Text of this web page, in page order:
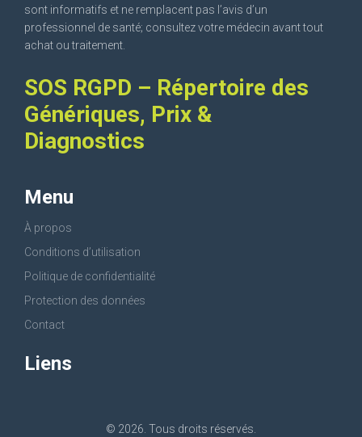
sont informatifs et ne remplacent pas l’avis d’un
professionnel de santé; consultez votre médecin avant tout
achat ou traitement.
SOS RGPD – Répertoire des
Génériques, Prix &
Diagnostics
Menu
À propos
Conditions d’utilisation
Politique de confidentialité
Protection des données
Contact
Liens
© 2026. Tous droits réservés.